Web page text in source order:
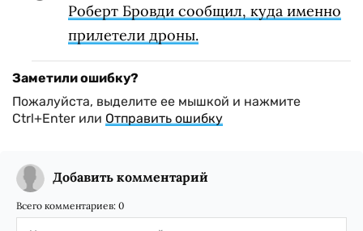
Роберт Бровди сообщил, куда именно
прилетели дроны.
Заметили ошибку?
Пожалуйста, выделите ее мышкой и нажмите
Ctrl+Enter или Отправить ошибку
Добавить комментарий
Всего комментариев: 0